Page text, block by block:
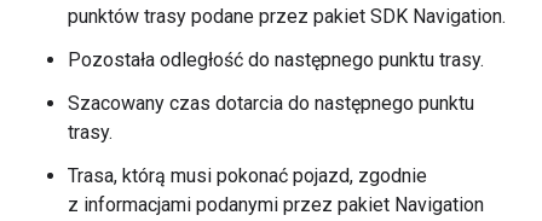
punktów trasy podane przez pakiet SDK Navigation.
Pozostała odległość do następnego punktu trasy.
Szacowany czas dotarcia do następnego punktu
trasy.
Trasa, którą musi pokonać pojazd, zgodnie
z informacjami podanymi przez pakiet Navigation